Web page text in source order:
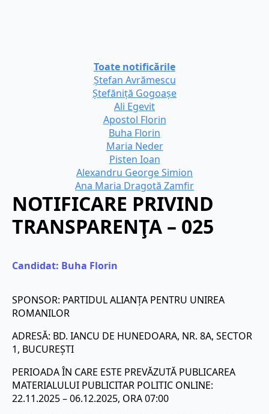
Toate notificările
Ștefan Avrămescu
Ștefăniță Gogoașe
Ali Egevit
Apostol Florin
Buha Florin
Maria Neder
Pisten Ioan
Alexandru George Simion
Ana Maria Dragotă Zamfir
NOTIFICARE PRIVIND
TRANSPARENŢA – 025
Candidat: Buha Florin
SPONSOR: PARTIDUL ALIANȚA PENTRU UNIREA
ROMANILOR
ADRESĂ: BD. IANCU DE HUNEDOARA, NR. 8A, SECTOR
1, BUCUREȘTI
PERIOADA ÎN CARE ESTE PREVĂZUTĂ PUBLICAREA
MATERIALULUI PUBLICITAR POLITIC ONLINE:
22.11.2025 – 06.12.2025, ORA 07:00